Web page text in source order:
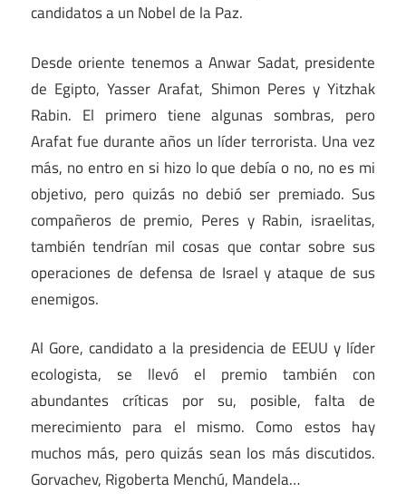
candidatos a un Nobel de la Paz.
Desde oriente tenemos a Anwar Sadat, presidente
de Egipto, Yasser Arafat, Shimon Peres y Yitzhak
Rabin. El primero tiene algunas sombras, pero
Arafat fue durante años un líder terrorista. Una vez
más, no entro en si hizo lo que debía o no, no es mi
objetivo, pero quizás no debió ser premiado. Sus
compañeros de premio, Peres y Rabin, israelitas,
también tendrían mil cosas que contar sobre sus
operaciones de defensa de Israel y ataque de sus
enemigos.
Al Gore, candidato a la presidencia de EEUU y líder
ecologista, se llevó el premio también con
abundantes críticas por su, posible, falta de
merecimiento para el mismo. Como estos hay
muchos más, pero quizás sean los más discutidos.
Gorvachev, Rigoberta Menchú, Mandela…